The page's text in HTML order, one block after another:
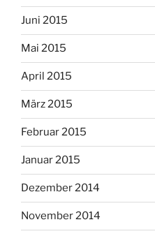
Juni 2015
Mai 2015
April 2015
März 2015
Februar 2015
Januar 2015
Dezember 2014
November 2014